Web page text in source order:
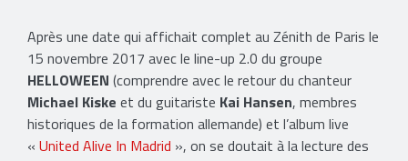
Après une date qui affichait complet au Zénith de Paris le
15 novembre 2017 avec le line-up 2.0 du groupe
HELLOWEEN (comprendre avec le retour du chanteur
Michael Kiske et du guitariste Kai Hansen, membres
historiques de la formation allemande) et l’album live
« United Alive In Madrid », on se doutait à la lecture des